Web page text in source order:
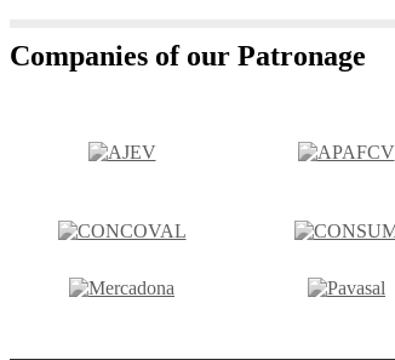
Companies of our Patronage